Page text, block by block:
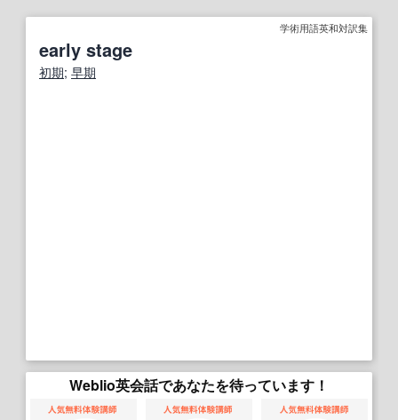
学術用語英和対訳集
early stage
初期; 早期
Weblio英会話であなたを待っています！